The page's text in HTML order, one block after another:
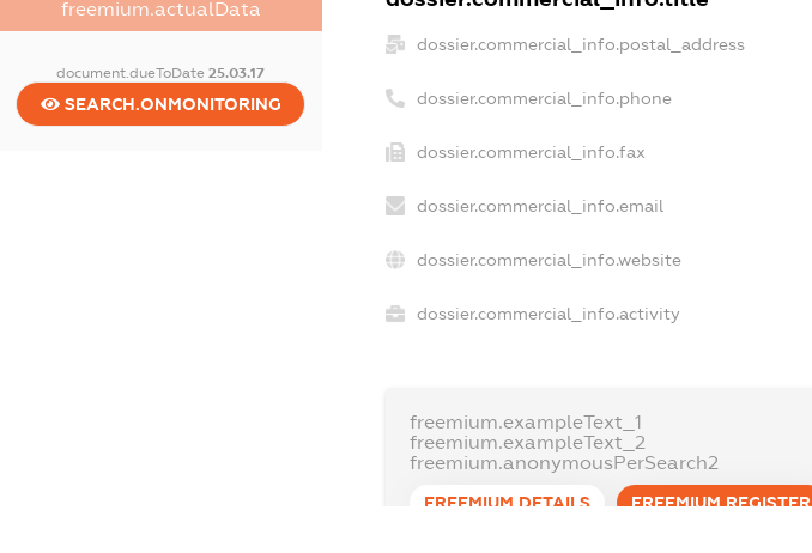
freemium.actualData
document.dueToDate25.03.17
SEARCH.ONMONITORING
dossier.commercial_info.postal_address
dossier.commercial_info.phone
dossier.commercial_info.fax
dossier.commercial_info.email
dossier.commercial_info.website
dossier.commercial_info.activity
freemium.exampleText_1
freemium.exampleText_2
freemium.anonymousPerSearch2
FREEMIUM.DETAILS FREEMIUM.REGISTER